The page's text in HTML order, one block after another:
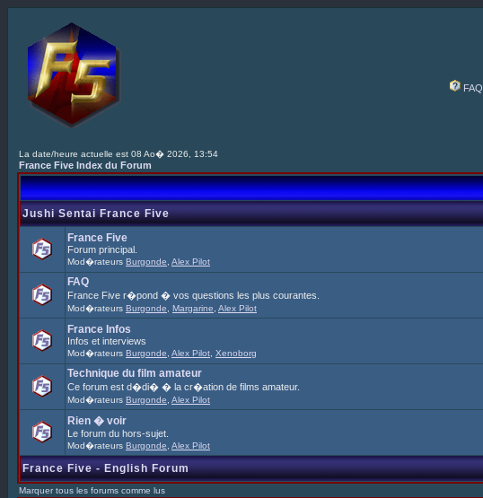
FAQ
La date/heure actuelle est 08 Ao� 2026, 13:54
France Five Index du Forum
Jushi Sentai France Five
France Five
Forum principal.
Mod�rateurs Burgonde Alex Pilot
FAQ
France Five r�pond � vos questions les plus courantes.
Mod�rateurs Burgonde Margarine Alex Pilot
France Infos
Infos et interviews
Mod�rateurs Burgonde Alex Pilot Xenoborg
Technique du film amateur
Ce forum est d�di� � la cr�ation de films amateur.
Mod�rateurs Burgonde Alex Pilot
Rien � voir
Le forum du hors-sujet.
Mod�rateurs Burgonde Alex Pilot
France Five - English Forum
Marquer tous les forums comme lus